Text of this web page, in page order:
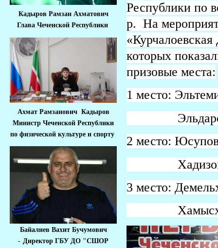
Кадыров Рамзан Ахматович
Глава Чеченской Республики
Ахмат Рамзанович Кадыров
Министр Чеченской Республики
по физической культуре и спорту
Байалиев Вахит Бучумович
- Директор ГБУ ДО "СШОР
Республики по
р. На
которых
призовые места:
1 место:
Эльдаров
2 место:
Хадизов
3 место: